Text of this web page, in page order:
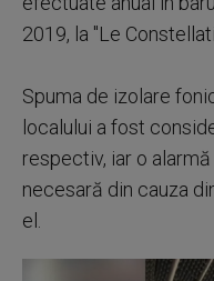
2019, la "Le
Spuma de izolare
localului a fost
respectiv, iar o
necesară din cauza
el.